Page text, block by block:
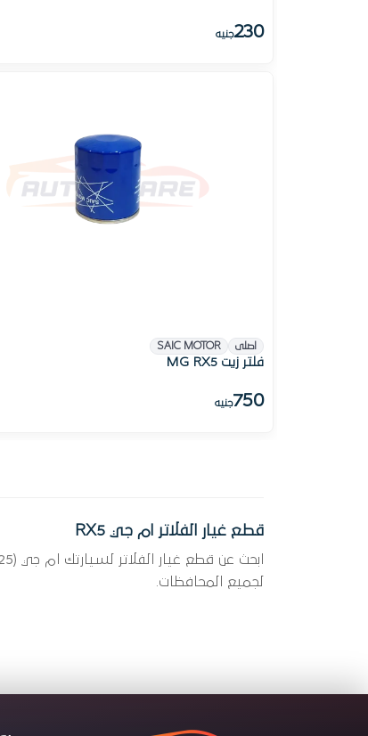
230جنيه
نفذت الكمية
اصلى SAIC MOTOR
فلتر زيت MG RX5
750جنيه
قطع غيار الفلاتر ام جي RX5
لجميع المحافظات.